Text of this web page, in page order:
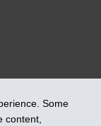
Some
content,